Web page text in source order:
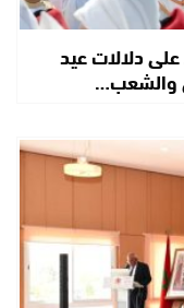
دلالات عيد
والشعب…